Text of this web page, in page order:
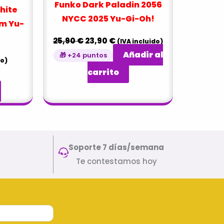
Yu-
Funko Dark Paladin 2056
NYCC 2025 Yu-Gi-Oh!
25,90€23,90 € (IVA incluido)
🎁 +24 puntos
Añadir al
carrito
Soporte 7 días/semana
Te contestamos hoy